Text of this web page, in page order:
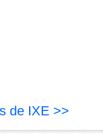
de IXE >>